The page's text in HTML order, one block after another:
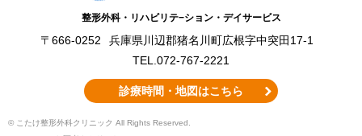
整形外科・リハビリテ−ション・デイサービス
〒666-0252
兵庫県川辺郡猪名川町広根字中突田17-1
TEL.072-767-2221
診療時間・地図はこちら
© こたけ整形外科クリニック All Rights Reserved.